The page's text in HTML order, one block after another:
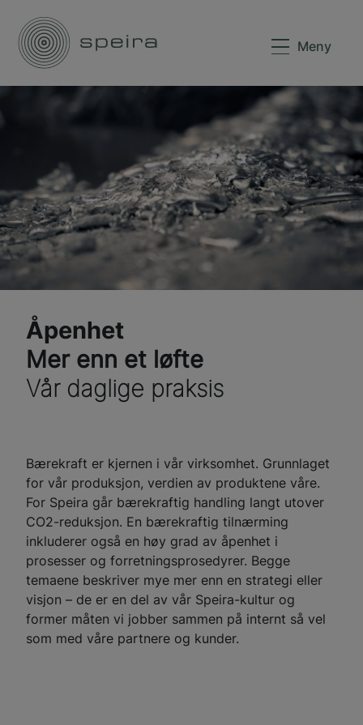
Meny
Åpenhet
Mer enn et løfte
Vår daglige praksis
Bærekraft er kjernen i vår virksomhet. Grunnlaget
for vår produksjon, verdien av produktene våre.
For Speira går bærekraftig handling langt utover
CO2-reduksjon. En bærekraftig tilnærming
inkluderer også en høy grad av åpenhet i
prosesser og forretningsprosedyrer. Begge
temaene beskriver mye mer enn en strategi eller
visjon – de er en del av vår Speira-kultur og
former måten vi jobber sammen på internt så vel
som med våre partnere og kunder.